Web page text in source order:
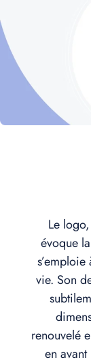
Le
évoque
vie. Son
renouvelé
en